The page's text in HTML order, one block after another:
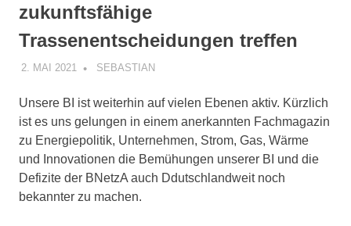
zukunftsfähige
Trassenentscheidungen treffen
2. MAI 2021 SEBASTIANUNCATEGORIZED
Unsere BI ist weiterhin auf vielen Ebenen aktiv. Kürzlich
ist es uns gelungen in einem anerkannten Fachmagazin
zu Energiepolitik, Unternehmen, Strom, Gas, Wärme
und Innovationen die Bemühungen unserer BI und die
Defizite der BNetzA auch Ddutschlandweit noch
bekannter zu machen.